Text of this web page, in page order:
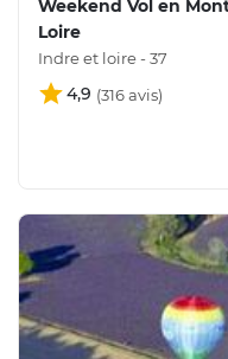
Weekend Vol en
Loire
Indre et loire - 37
4,9